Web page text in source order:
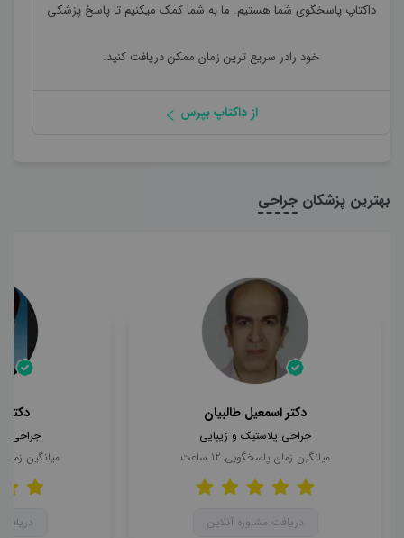
داکتاپ پاسخگوی شما هستیم. ما به شما کمک میکنیم تا پاسخ پزشکی
خود رادر سریع ترین زمان ممکن دریافت کنید.
از داکتاپ بپرس
بهترین پزشکان جراحی
دکتر اسمعیل طالبیان
جراحی پلاستیک و زیبایی
میانگین زمان پاسخگویی 12 ساعت
دریافت مشاوره آنلاین
دکتر
جراحی
میانگین